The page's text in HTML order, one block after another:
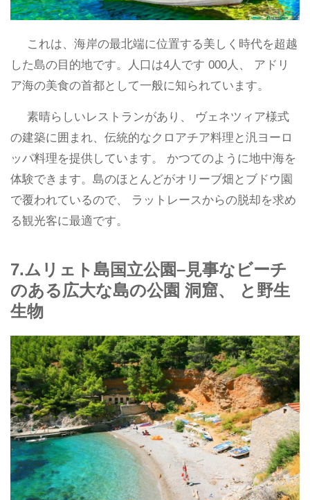
これは、海岸の最北端に位置する美しく時代を超越
した島の目的地です。人口は4人です 000人、 アドリ
ア海の美食の首都として一般に知られています。
素晴らしいレストランがあり、 ヴェネツィア様式
の建築に囲まれ、伝統的なクロアチア料理と汎ヨーロ
ッパ料理を提供しています。 かつてのように地中海を
体験できます。島のほとんどがオリーブ畑とブドウ園
で覆われているので、 ラットレースからの脱却を求め
る観光客に最適です。
7.ムリェト島国立公園–見事なビーチ
のある広大な島の公園 洞窟、 と野生
生物